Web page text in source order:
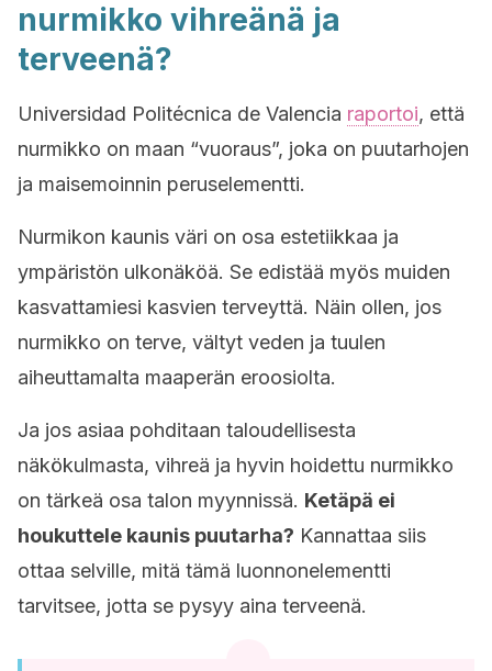
nurmikko vihreänä ja
terveenä?
Universidad Politécnica de Valencia raportoi, että
nurmikko on maan “vuoraus”, joka on puutarhojen
ja maisemoinnin peruselementti.
Nurmikon kaunis väri on osa estetiikkaa ja
ympäristön ulkonäköä. Se edistää myös muiden
kasvattamiesi kasvien terveyttä. Näin ollen, jos
nurmikko on terve, vältyt veden ja tuulen
aiheuttamalta maaperän eroosiolta.
Ja jos asiaa pohditaan taloudellisesta
näkökulmasta, vihreä ja hyvin hoidettu nurmikko
on tärkeä osa talon myynnissä. Ketäpä ei
houkuttele kaunis puutarha? Kannattaa siis
ottaa selville, mitä tämä luonnonelementti
tarvitsee, jotta se pysyy aina terveenä.